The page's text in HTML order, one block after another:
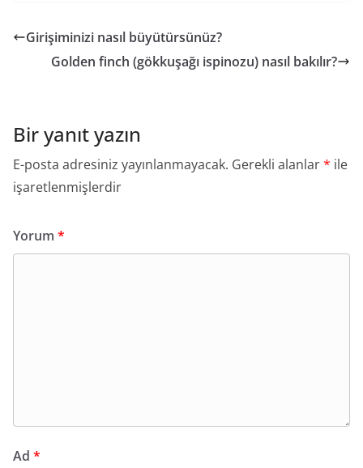
Girişiminizi nasıl büyütürsünüz?
Golden finch (gökkuşağı ispinozu) nasıl bakılır?
Bir yanıt yazın
E-posta adresiniz yayınlanmayacak. Gerekli alanlar* ile
işaretlenmişlerdir
Yorum *
Ad *